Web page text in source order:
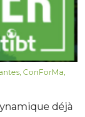
, ConForMa,
déjà